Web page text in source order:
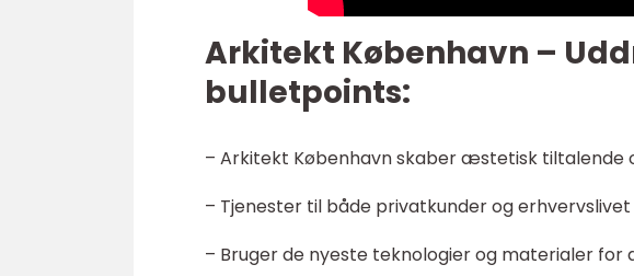
Arkitekt København –
bulletpoints:
– Arkitekt København skaber æstetisk tiltalende
– Tjenester til både privatkunder og erhvervslivet
– Bruger de nyeste teknologier og materialer